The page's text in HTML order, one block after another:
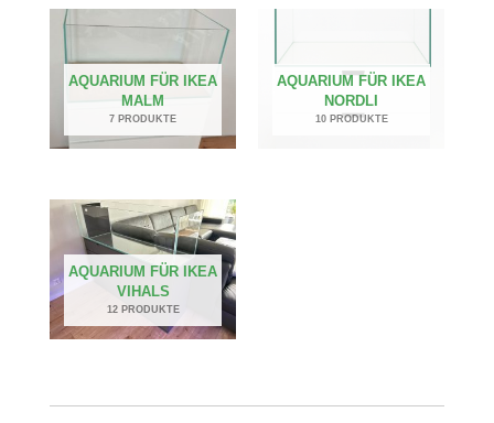
AQUARIUM FÜR IKEA
MALM
7 PRODUKTE
AQUARIUM FÜR IKEA
NORDLI
10 PRODUKTE
AQUARIUM FÜR IKEA
VIHALS
12 PRODUKTE